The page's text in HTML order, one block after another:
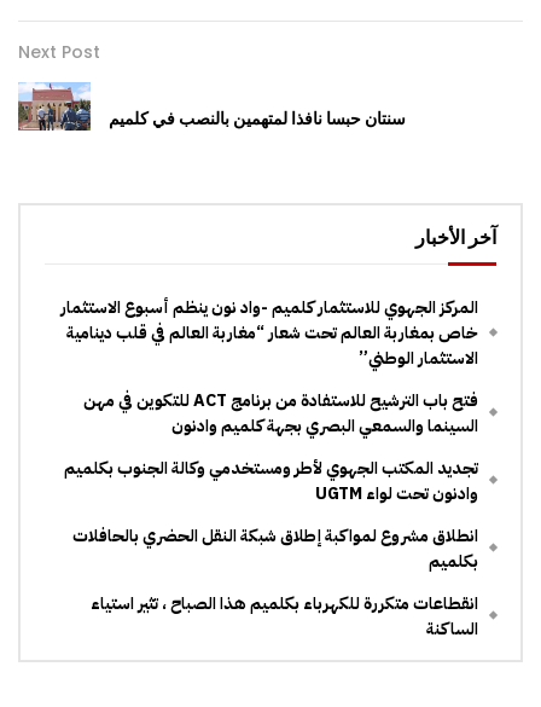
Next Post
سنتان حبسا نافذا لمتهمين بالنصب في كلميم
آخر الأخبار
المركز الجهوي للاستثمار كلميم -واد نون ينظم أسبوع الاستثمار
خاص بمغاربة العالم تحت شعار “مغاربة العالم في قلب دينامية
الاستثمار الوطني”
فتح باب الترشيح للاستفادة من برنامج ACT للتكوين في مهن
السينما والسمعي البصري بجهة كلميم وادنون
تجديد المكتب الجهوي لأطر ومستخدمي وكالة الجنوب بكلميم
وادنون تحت لواء UGTM
انطلاق مشروع لمواكبة إطلاق شبكة النقل الحضري بالحافلات
بكلميم
انقطاعات متكررة للكهرباء بكلميم هذا الصباح ، تثير استياء
الساكنة